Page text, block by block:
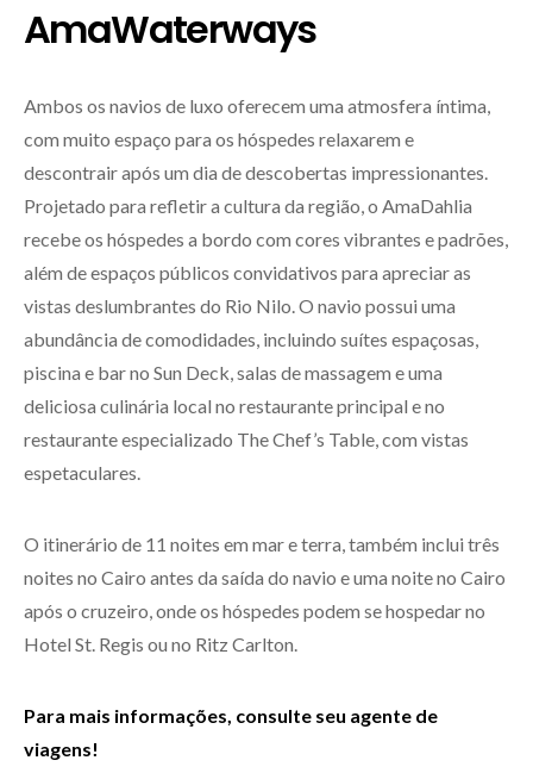
AmaWaterways
Ambos os navios de luxo oferecem uma atmosfera íntima,
com muito espaço para os hóspedes relaxarem e
descontrair após um dia de descobertas impressionantes.
Projetado para refletir a cultura da região, o AmaDahlia
recebe os hóspedes a bordo com cores vibrantes e padrões,
além de espaços públicos convidativos para apreciar as
vistas deslumbrantes do Rio Nilo. O navio possui uma
abundância de comodidades, incluindo suítes espaçosas,
piscina e bar no Sun Deck, salas de massagem e uma
deliciosa culinária local no restaurante principal e no
restaurante especializado The Chef’s Table, com vistas
espetaculares.
O itinerário de 11 noites em mar e terra, também inclui três
noites no Cairo antes da saída do navio e uma noite no Cairo
após o cruzeiro, onde os hóspedes podem se hospedar no
Hotel St. Regis ou no Ritz Carlton.
Para mais informações, consulte seu agente de
viagens!